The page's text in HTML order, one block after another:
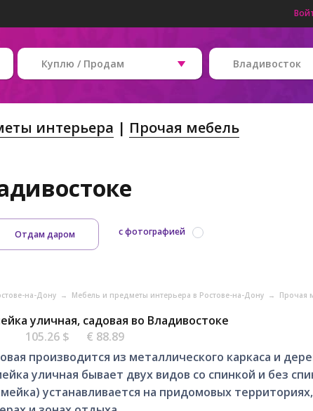
Куплю / Продам Владивосток
интерьера Прочая мебель
Отдам даром с фотографией
на-Дону → Мебель и предметы интерьера в Ростове-на-Дону → Прочая
уличная, садовая во Владивостоке
105.26 $
€ 88.89
производится из металлического каркаса и
уличная бывает двух видов со спинкой и без
устанавливается на придомовых